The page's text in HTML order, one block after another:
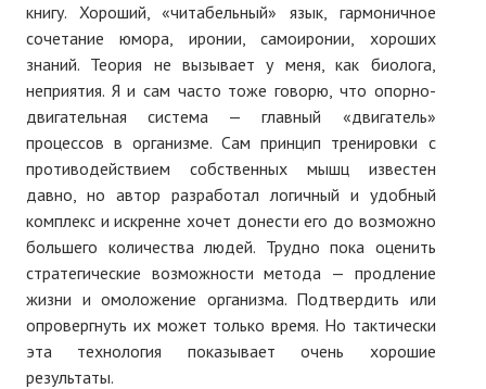
№ 10
№ 11
№ 12
№ 1
№ 2
№ 4
№ 5
№ 6
книгу. Хороший, «читабельный» язык, гармоничное
сочетание юмора, иронии, самоиронии, хороших
знаний. Теория не вызывает у меня, как биолога,
неприятия. Я и сам часто тоже говорю, что опорно-
двигательная система — главный «двигатель»
процессов в организме. Сам принцип тренировки с
противодействием собственных мышц известен
давно, но автор разработал логичный и удобный
комплекс и искренне хочет донести его до возможно
большего количества людей. Трудно пока оценить
стратегические возможности метода — продление
жизни и омоложение организма. Подтвердить или
опровергнуть их может только время. Но тактически
эта технология показывает очень хорошие
результаты.